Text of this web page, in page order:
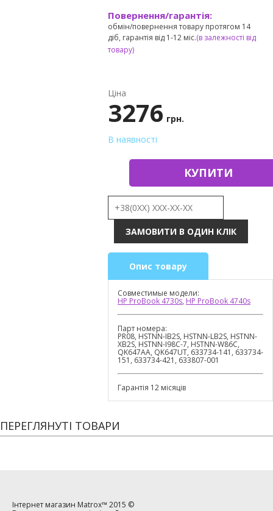
Повернення/гарантія:
обмін/повернення товару протягом 14
діб, гарантія від 1-12 міс.(в залежності від
товару)
Ціна
3276 грн.
В наявності
КУПИТИ
Опис товару
Совместимые модели:
HP ProBook 4730s, HP ProBook 4740s
Парт номера:
PR08, HSTNN-IB2S, HSTNN-LB2S, HSTNN-
XB2S, HSTNN-I98C-7, HSTNN-W86C,
QK647AA, QK647UT, 633734-141, 633734-
151, 633734-421, 633807-001
Гарантія 12 місяців
ПЕРЕГЛЯНУТІ ТОВАРИ
Інтернет магазин Matrox™ 2015 ©